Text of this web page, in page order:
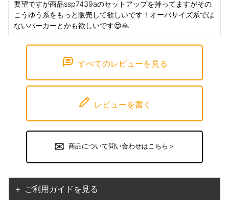
要望ですが商品ssp7439aのセットアップを持ってますがその
こうゆう系をもっと販売して欲しいです！オーバサイズ系では
ないパーカーとかも欲しいです😍🙏
すべてのレビューを見る
レビューを書く
商品について問い合わせはこちら＞
＋ ご利用ガイドを見る